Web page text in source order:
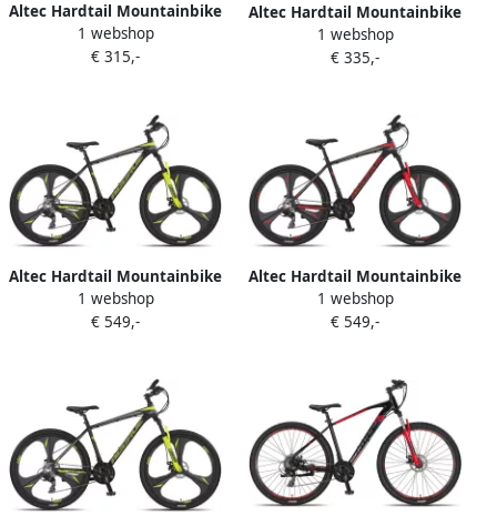
Altec Hardtail Mountainbike
Trend MTB 27.5 Inch 46 cm
Junior 21V V-Brakes Zwart
1 webshop
€ 315,-
Altec Hardtail Mountainbike
Camaro MTB 29 Inch 46 cm
Unisex 21V Mechanische
1 webshop
€ 335,-
Altec Hardtail Mountainbike
Accrue MTB 27.5 Inch 45 cm
Unisex 21V Mechanische
1 webshop
€ 549,-
Altec Hardtail Mountainbike
Accrue MTB 27.5 Inch 45 cm
Unisex 21V Mechanische
1 webshop
€ 549,-